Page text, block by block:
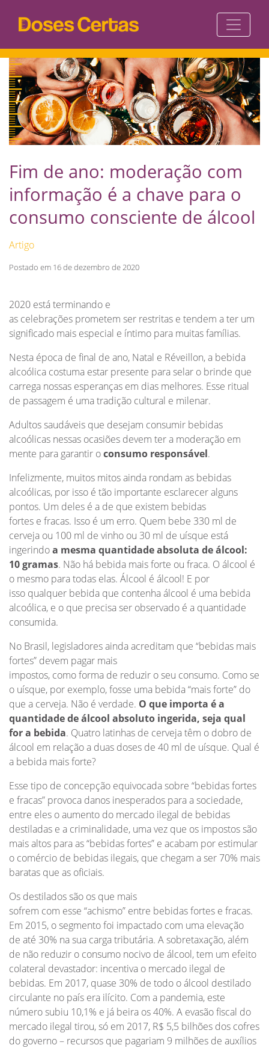
Fim de ano: moderação com
informação é a chave para o
consumo consciente de álcool
Artigo
Postado em 16 de dezembro de 2020
2020 está terminando e
as celebrações prometem ser restritas e tendem a ter um
significado mais especial e íntimo para muitas famílias.
Nesta época de final de ano, Natal e Réveillon, a bebida
alcoólica costuma estar presente para selar o brinde que
carrega nossas esperanças em dias melhores. Esse ritual
de passagem é uma tradição cultural e milenar.
Adultos saudáveis que desejam consumir bebidas
alcoólicas nessas ocasiões devem ter a moderação em
mente para garantir oconsumo responsável.
Infelizmente, muitos mitos ainda rondam as bebidas
alcoólicas, por isso é tão importante esclarecer alguns
pontos. Um deles é a de que existem bebidas
fortes e fracas. Isso é um erro. Quem bebe 330 ml de
cerveja ou 100 ml de vinho ou 30 ml de uísque está
ingerindoa mesma quantidade absoluta de álcool:
10 gramas. Não há bebida mais forte ou fraca. O álcool é
o mesmo para todas elas. Álcool é álcool! E por
isso qualquer bebida que contenha álcool é uma bebida
alcoólica, e o que precisa ser observado é a quantidade
consumida.
No Brasil, legisladores ainda acreditam que “bebidas mais
fortes” devem pagar mais
impostos, como forma de reduzir o seu consumo. Como se
o uísque, por exemplo, fosse uma bebida “mais forte” do
que a cerveja. Não é verdade. O que importa é a
quantidade de álcool absoluto ingerida, seja qual
for a bebida. Quatro latinhas de cerveja têm o dobro de
álcool em relação a duas doses de 40 ml de uísque. Qual é
a bebida mais forte?
Esse tipo de concepção equivocada sobre “bebidas fortes
e fracas” provoca danos inesperados para a sociedade,
entre eles o aumento do mercado ilegal de bebidas
destiladas e a criminalidade, uma vez que os impostos são
mais altos para as “bebidas fortes” e acabam por estimular
o comércio de bebidas ilegais, que chegam a ser 70% mais
baratas que as oficiais.
Os destilados são os que mais
sofrem com esse “achismo” entre bebidas fortes e fracas.
Em 2015, o segmento foi impactado com uma elevação
de até 30% na sua carga tributária. A sobretaxação, além
de não reduzir o consumo nocivo de álcool, tem um efeito
colateral devastador: incentiva o mercado ilegal de
bebidas. Em 2017, quase 30% de todo o álcool destilado
circulante no país era ilícito. Com a pandemia, este
número subiu 10,1% e já beira os 40%. A evasão fiscal do
mercado ilegal tirou, só em 2017, R$ 5,5 bilhões dos cofres
do governo – recursos que pagariam 9 milhões de auxílios